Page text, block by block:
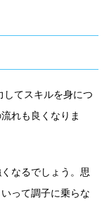
してスキルを身につ
れも良くなりま
なるでしょう。思
って調子に乗らな